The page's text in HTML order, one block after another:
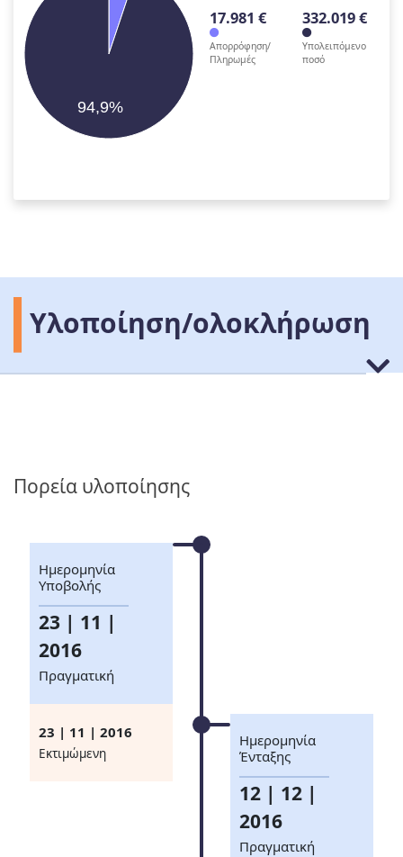
94,9%
17.981 €
Απορρόφηση/
Πληρωμές
332.019 €
Υπολειπόμενο
ποσό
Υλοποίηση/ολοκλήρωση
Πορεία υλοποίησης
Ημερομηνία
Υποβολής
23 | 11 |
2016
Πραγματική
23 | 11 | 2016
Eκτιμώμενη
Ημερομηνία
Ένταξης
12 | 12 |
2016
Πραγματική